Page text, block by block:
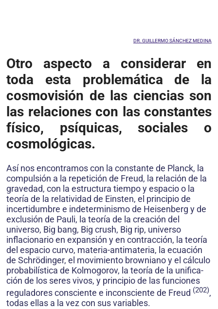
DR. GUILLERMO SÁNCHEZ MEDINA
Otro aspecto a considerar en
toda esta problemática de la
cosmovisión de las ciencias son
las relaciones con las constantes
físico, psíquicas, sociales o
cosmológicas.
Así nos encontramos con la constante de Planck, la
compulsión a la repetición de Freud, la relación de la
gravedad, con la estructura tiempo y espacio o la
teoría de la relatividad de Einsten, el principio de
incertidumbre e indeterminismo de Heisenberg y de
exclusión de Pauli, la teoría de la creación del
universo, Big bang, Big crush, Big rip, universo
inflacionario en expansión y en contracción, la teoría
del espacio curvo, materia-antimateria, la ecuación
de Schrödinger, el movimiento browniano y el cálculo
probabilística de Kolmogorov, la teoría de la unifica­
ción de los seres vivos, y principio de las funciones
reguladores consciente e inconsciente de Freud (202),
todas ellas a la vez con sus variables.